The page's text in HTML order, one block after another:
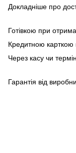
Докладніше про
Готівкою при
Кредитною
Через касу чи
Гарантія від